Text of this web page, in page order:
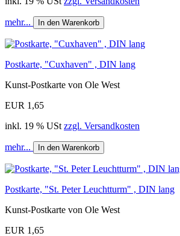
mehr... In den Warenkorb
Postkarte, "Cuxhaven" , DIN lang
Kunst-Postkarte von Ole West
EUR 1,65
inkl. 19 % USt zzgl. Versandkosten
mehr... In den Warenkorb
Postkarte, "St. Peter Leuchtturm" , DIN lang
Kunst-Postkarte von Ole West
EUR 1,65